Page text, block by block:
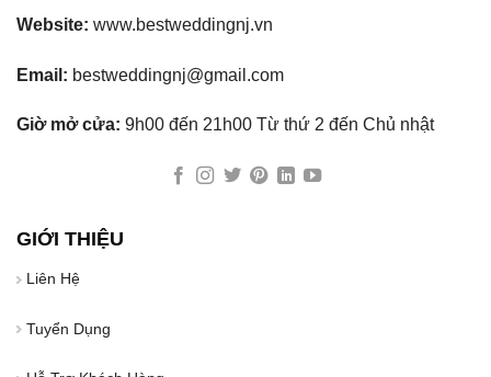
Website: www.bestweddingnj.vn
Email: bestweddingnj@gmail.com
Giờ mở cửa: 9h00 đến 21h00 Từ thứ 2 đến Chủ nhật
GIỚI THIỆU
Liên Hệ
Tuyển Dụng